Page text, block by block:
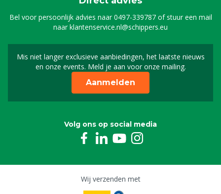
Bel voor persoonlijk advies naar0497-339787of stuur een mail
naarklantenservice.nl@schippers.eu
Mis niet langer exclusieve aanbiedingen, het laatste nieuws
en onze events. Meld je aan voor onze mailing.
Schrijf je in voor onze
Aanmelden
Volg ons op social media
Wij verzenden met